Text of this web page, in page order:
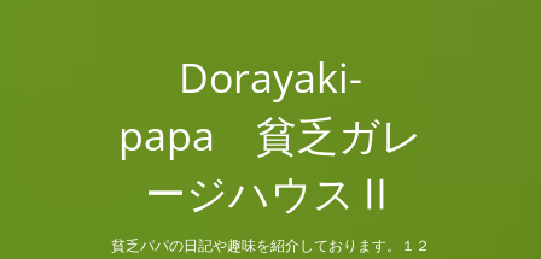
Dorayaki-
papa 貧乏ガレ
ージハウスⅡ
貧乏パパの日記や趣味を紹介しております。１２